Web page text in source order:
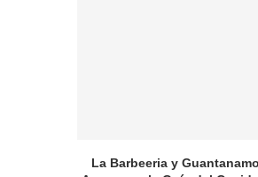
La Barbeeria y